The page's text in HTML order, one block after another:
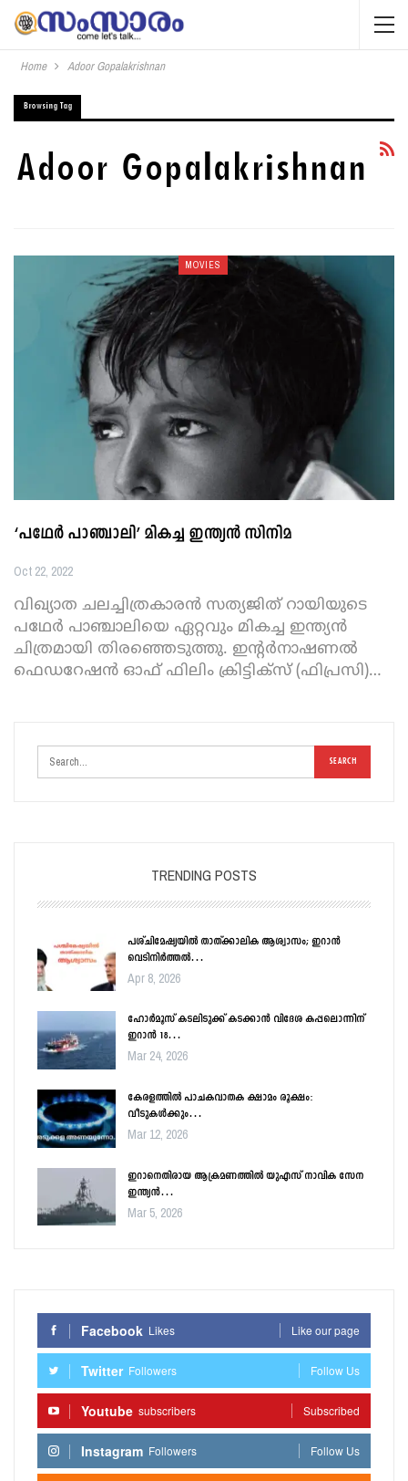
Home Adoor Gopalakrishnan
Browsing Tag
Adoor Gopalakrishnan
MOVIES
‘പഥേര്‍ പാഞ്ചാലി’ മികച്ച ഇന്ത്യന്‍ സിനിമ
Oct 22, 2022
വിഖ്യാത ചലച്ചിത്രകാരന്‍ സത്യജിത് റായിയുടെ
പഥേര്‍ പാഞ്ചാലിയെ ഏറ്റവും മികച്ച ഇന്ത്യന്‍
ചിത്രമായി തിരഞ്ഞെടുത്തു. ഇന്റര്‍നാഷണല്‍
ഫെഡറേഷന്‍ ഓഫ് ഫിലിം ക്രിട്ടിക്‌സ് (ഫിപ്രസി)…
TRENDING POSTS
പശ്ചിമേഷ്യയിൽ താത്ക്കാലിക ആശ്വാസം; ഇറാൻ
വെടിനിർത്തൽ…
Apr 8, 2026
ഹോർമൂസ് കടലിടുക്ക് കടക്കാൻ വിദേശ കപ്പലൊന്നിന്
ഇറാൻ 18…
Mar 24, 2026
കേരളത്തിൽ പാചകവാതക ക്ഷാമം രൂക്ഷം:
വീടുകൾക്കും…
Mar 12, 2026
ഇറാനെതിരായ ആക്രമണത്തിൽ യുഎസ് നാവിക സേന
ഇന്ത്യൻ…
Mar 5, 2026
Facebook Likes Like our page
Twitter Followers Follow Us
Youtube subscribers Subscribed
Instagram Followers Follow Us